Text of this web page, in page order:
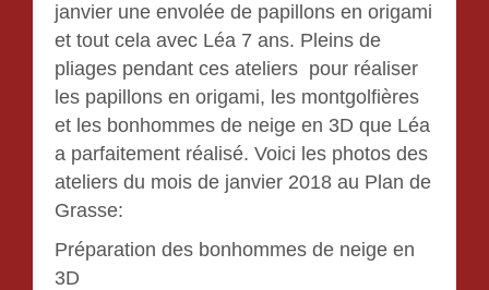
janvier une envolée de papillons en origami
et tout cela avec Léa 7 ans. Pleins de
pliages pendant ces ateliers pour réaliser
les papillons en origami, les montgolfières
et les bonhommes de neige en 3D que Léa
a parfaitement réalisé. Voici les photos des
ateliers du mois de janvier 2018 au Plan de
Grasse:
Préparation des bonhommes de neige en
3D